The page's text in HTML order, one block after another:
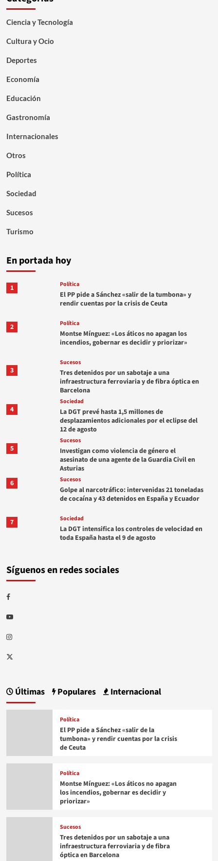
Ciencia y Tecnología
Cultura y Ocio
Deportes
Economía
Educación
Gastronomía
Internacionales
Otros
Política
Sociedad
Sucesos
Turismo
En portada hoy
1 Política
El PP pide a Sánchez «salir de la tumbona» y
rendir cuentas por la crisis de Ceuta
2 Política
Montse Mínguez: «Los áticos no apagan los
incendios, gobernar es decidir y priorizar»
3
Sucesos
Tres detenidos por un sabotaje a una
infraestructura ferroviaria y de fibra óptica en
Barcelona
4
Sociedad
La DGT prevé hasta 1,5 millones de
desplazamientos adicionales por el eclipse del
12 de agosto
5
Sucesos
Investigan como violencia de género el
asesinato de una agente de la Guardia Civil en
Asturias
6
Sucesos
Golpe al narcotráfico: intervenidas 21 toneladas
de cocaína y 43 detenidos en España y Ecuador
7 Sociedad
La DGT intensifica los controles de velocidad en
toda España hasta el 9 de agosto
Síguenos en redes sociales
Facebook
Youtube
Instagram
Twitter
Últimas Populares Internacional
Política
El PP pide a Sánchez «salir de la
tumbona» y rendir cuentas por la crisis
de Ceuta
Política
Montse Mínguez: «Los áticos no apagan
los incendios, gobernar es decidir y
priorizar»
Sucesos
Tres detenidos por un sabotaje a una
infraestructura ferroviaria y de fibra
óptica en Barcelona